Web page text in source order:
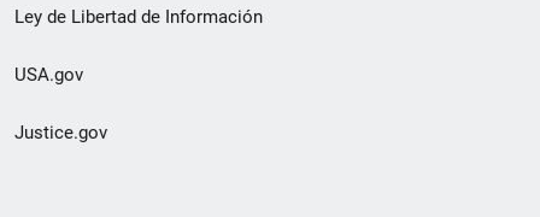
Ley de Libertad de Información
USA.gov
Justice.gov